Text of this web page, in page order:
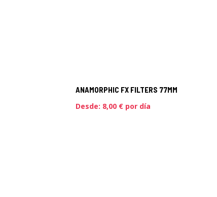
ANAMORPHIC FX FILTERS 77MM
Desde: 8,00 €por día